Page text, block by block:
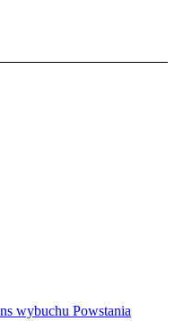
wybuchu Powstania